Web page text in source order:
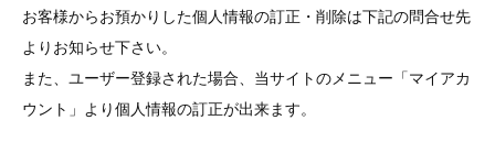
お客様からお預かりした個人情報の訂正・削除は下記の問合せ先
よりお知らせ下さい。
また、ユーザー登録された場合、当サイトのメニュー「マイアカ
ウント」より個人情報の訂正が出来ます。